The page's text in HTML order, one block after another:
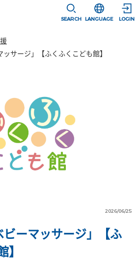
SEARCH
選択すると言
LANGUAGE LOGIN
サージ」【ふくふくこども館】
2026/06/25
ーマッサージ」【ふ